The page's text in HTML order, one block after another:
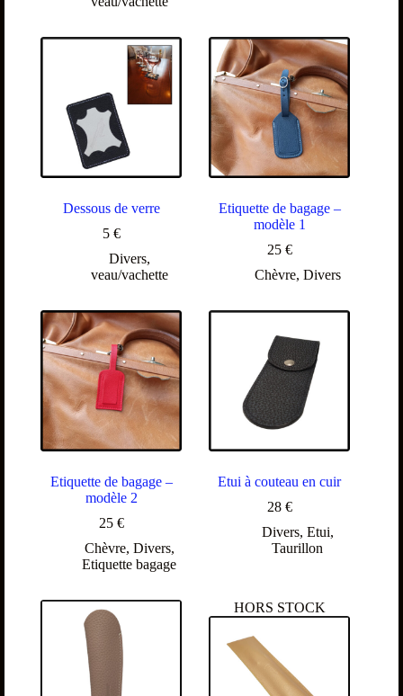
Dessous de verre
5 €
Divers,
veau/vachette
Etiquette de bagage –
modèle 1
25 €
Chèvre, Divers
Etiquette de bagage –
modèle 2
25 €
Chèvre, Divers,
Etiquette bagage
Etui à couteau en cuir
28 €
Divers, Etui,
Taurillon
HORS STOCK